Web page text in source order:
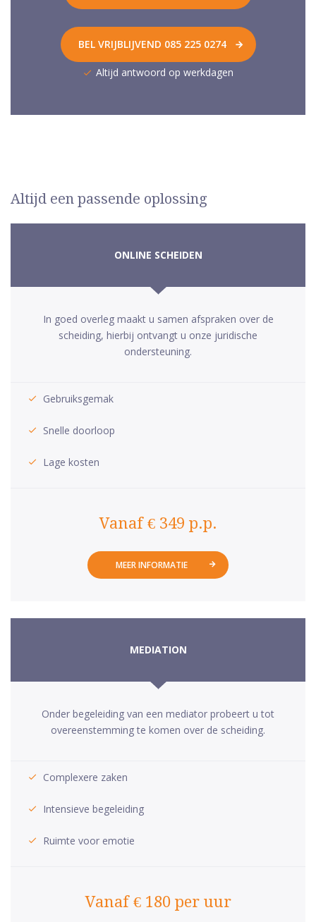
BEL VRIJBLIJVEND 085 225 0274
Altijd antwoord op werkdagen
Altijd een passende oplossing
ONLINE SCHEIDEN
In goed overleg maakt u samen afspraken over de
scheiding, hierbij ontvangt u onze juridische
ondersteuning.
Gebruiksgemak
Snelle doorloop
Lage kosten
Vanaf € 349 p.p.
MEER INFORMATIE
MEDIATION
Onder begeleiding van een mediator probeert u tot
overeenstemming te komen over de scheiding.
Complexere zaken
Intensieve begeleiding
Ruimte voor emotie
Vanaf € 180 per uur